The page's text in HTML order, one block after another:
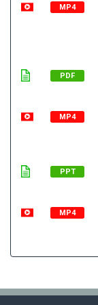
MP4
PDF
MP4
PPT
MP4